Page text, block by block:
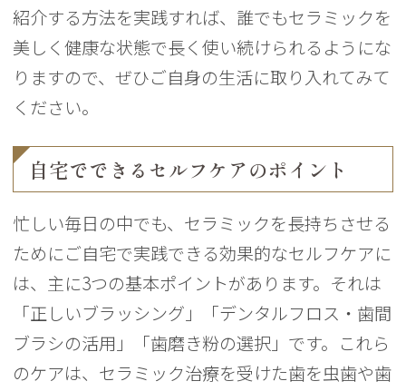
紹介する方法を実践すれば、誰でもセラミックを
美しく健康な状態で長く使い続けられるようにな
りますので、ぜひご自身の生活に取り入れてみて
ください。
自宅でできるセルフケアのポイント
忙しい毎日の中でも、セラミックを長持ちさせる
ためにご自宅で実践できる効果的なセルフケアに
は、主に3つの基本ポイントがあります。それは
「正しいブラッシング」「デンタルフロス・歯間
ブラシの活用」「歯磨き粉の選択」です。これら
のケアは、セラミック治療を受けた歯を虫歯や歯